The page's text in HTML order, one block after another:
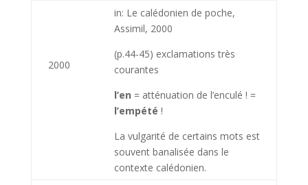
2000
in: Le calédonien de poche,
Assimil, 2000
(p.44-45) exclamations très
courantes
l’en = atténuation de l’enculé ! =
l’empété !
La vulgarité de certains mots est
souvent banalisée dans le
contexte calédonien.